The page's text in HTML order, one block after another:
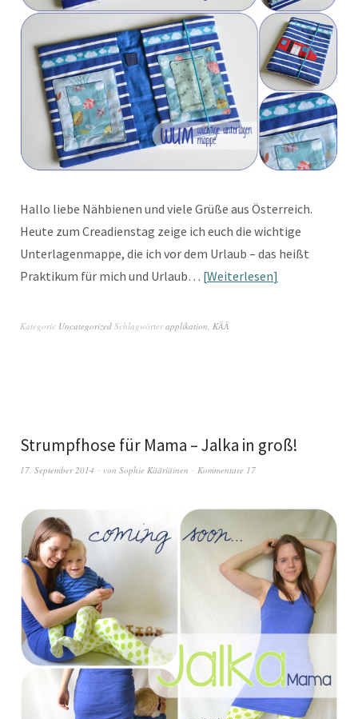
Hallo liebe Nähbienen und viele Grüße aus Österreich.
Heute zum Creadienstag zeige ich euch die wichtige
Unterlagenmappe, die ich vor dem Urlaub – das heißt
Praktikum für mich und Urlaub… Weiterlesen
Kategorie Uncategorized Schlagwörterapplikation, KÄÄ
Strumpfhose für Mama – Jalka in groß!
17. September 2014 von Sophie Kääriäinen Kommentare 17